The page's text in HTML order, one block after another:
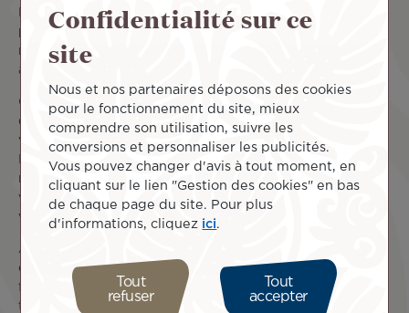
Papeete à l’intérieur de ses vallées montagneuses, en
passant par son lagon, et ses plages de sable blanc ou
noir… chaque décor offre l’opportunité d’une nouvelle
aventure !
Commencez par explorer les montagnes de Tahiti, riches
de
chemins de randonnée: les Jardins d’eau de Vaipahi, la
vallée de la Papeno’o, la vallée de Fautaua, le chemin du
Belvédère ou l’ascension du mont Aorai pour les
randonneurs les plus aguerris… Quel que soit votre choix,
vous aurez toujours la chance de découvrir une
végétation luxuriante et des panoramas majestueux.
Après une petite marche, rien de mieux que de profiter
d’une baignade bien méritée ! Entre un moment de
farniente sur la plage et du snorkeling au milieu des
tortues marines et des poissons multicolores, vous
Confidentialité sur ce
site
Nous et nos partenaires déposons des cookies
pour le fonctionnement du site, mieux
comprendre son utilisation, suivre les
conversions et personnaliser les publicités.
Vous pouvez changer d'avis à tout moment, en
cliquant sur le lien "Gestion des cookies" en bas
de chaque page du site. Pour plus
d'informations, cliquez ici
Tout
refuser
Tout
accepter